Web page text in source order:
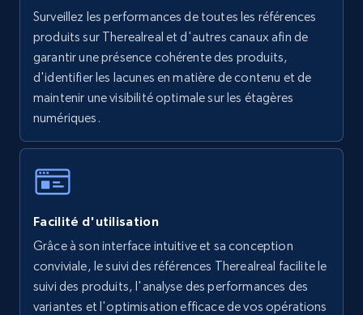
more.
5.6K+ 877+ Commencer
Walmart - products - Collects products by
URL, Final price, Sku, Currency, Gtin,
more.
5.6K+ 877+ Commencer
Surveillez les performances de toutes les références
produits sur Therealreal et d'autres canaux afin de
garantir une présence cohérente des produits,
d'identifier les lacunes en matière de contenu et de
maintenir une visibilité optimale sur les étagères
numériques.
Facilité d'utilisation
Grâce à son interface intuitive et sa conception
conviviale, le suivi des références Therealreal facilite le
suivi des produits, l'analyse des performances des
variantes et l'optimisation efficace de vos opérations